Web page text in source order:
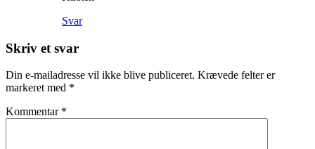
Svar
Skriv et svar
Din e-mailadresse vil ikke blive publiceret. Krævede felter er
markeret med *
Kommentar *